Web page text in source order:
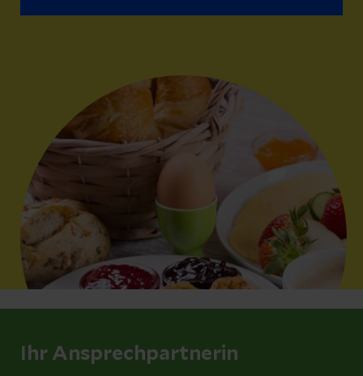
Ihr Ansprechpartnerin